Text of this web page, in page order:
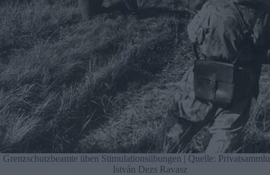
Grenzschutzbeamte üben Stimulationsübungen | Quelle:
István Dezs Ravasz